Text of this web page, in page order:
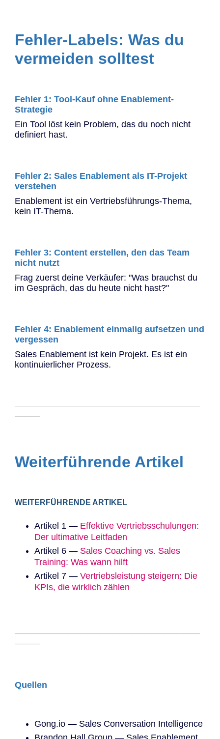
Fehler-Labels: Was du
vermeiden solltest
Fehler 1: Tool-Kauf ohne Enablement-
Strategie
Ein Tool löst kein Problem, das du noch nicht
definiert hast.
Fehler 2: Sales Enablement als IT-Projekt
verstehen
Enablement ist ein Vertriebsführungs-Thema,
kein IT-Thema.
Fehler 3: Content erstellen, den das Team
nicht nutzt
Frag zuerst deine Verkäufer: "Was brauchst du
im Gespräch, das du heute nicht hast?"
Fehler 4: Enablement einmalig aufsetzen und
vergessen
Sales Enablement ist kein Projekt. Es ist ein
kontinuierlicher Prozess.
─────────────────────────────
────
Weiterführende Artikel
WEITERFÜHRENDE ARTIKEL
Artikel 1 — Effektive Vertriebsschulungen:
Der ultimative Leitfaden
Artikel 6 — Sales Coaching vs. Sales
Training: Was wann hilft
Artikel 7 — Vertriebsleistung steigern: Die
KPIs, die wirklich zählen
─────────────────────────────
────
Quellen
Gong.io — Sales Conversation Intelligence